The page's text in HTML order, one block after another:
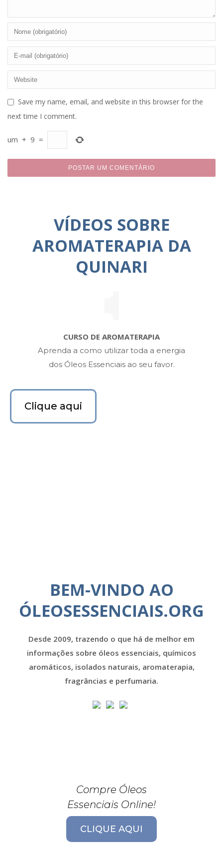
Save my name, email, and website in this browser for the
next time I comment.
um + 9 =
VÍDEOS SOBRE
AROMATERAPIA DA
QUINARI
CURSO DE AROMATERAPIA
Aprenda a como utilizar toda a energia
dos Óleos Essenciais ao seu favor.
Clique aqui
BEM-VINDO AO
ÓLEOSESSENCIAIS.ORG
Desde 2009, trazendo o que há de melhor em
informações sobre óleos essenciais, químicos
aromáticos, isolados naturais, aromaterapia,
fragrâncias e perfumaria.
Compre Óleos
Essenciais Online!
CLIQUE AQUI